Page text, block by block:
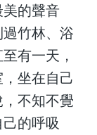
的聲音
竹林、浴
有一天，
坐在自己
不知不覺
的呼吸